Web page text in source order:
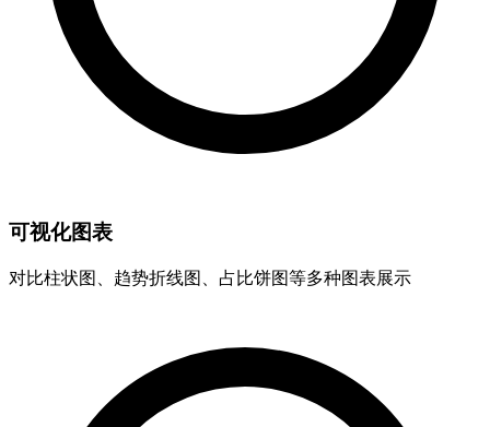
可视化图表
对比柱状图、趋势折线图、占比饼图等多种图表展示